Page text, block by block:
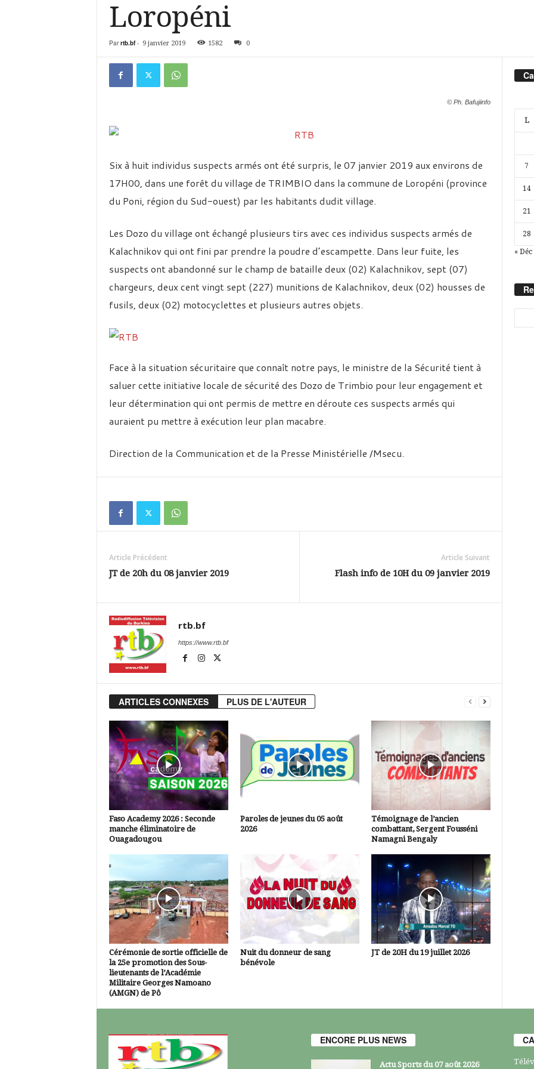
Loropéni
Par rtb.bf- 9 janvier 2019 1582 0
© Ph. Bafujiinfo
Six à huit individus suspects armés ont été surpris, le 07 janvier 2019 aux environs de
17H00, dans une forêt du village de TRIMBIO dans la commune de Loropéni (province
du Poni, région du Sud-ouest) par les habitants dudit village.
Les Dozo du village ont échangé plusieurs tirs avec ces individus suspects armés de
Kalachnikov qui ont fini par prendre la poudre d’escampette. Dans leur fuite, les
suspects ont abandonné sur le champ de bataille deux (02) Kalachnikov, sept (07)
chargeurs, deux cent vingt sept (227) munitions de Kalachnikov, deux (02) housses de
fusils, deux (02) motocyclettes et plusieurs autres objets.
Face à la situation sécuritaire que connaît notre pays, le ministre de la Sécurité tient à
saluer cette initiative locale de sécurité des Dozo de Trimbio pour leur engagement et
leur détermination qui ont permis de mettre en déroute ces suspects armés qui
auraient pu mettre à exécution leur plan macabre.
Direction de la Communication et de la Presse Ministérielle /Msecu.
Article Précédent
JT de 20h du 08 janvier 2019
Article Suivant
Flash info de 10H du 09 janvier 2019
rtb.bf
https://www.rtb.bf
ARTICLES CONNEXES PLUS DE L'AUTEUR
Faso Academy 2026 : Seconde
manche éliminatoire de
Ouagadougou
Paroles de jeunes du 05 août
2026
Témoignage de l’ancien
combattant, Sergent Fousséni
Namagni Bengaly
Cérémonie de sortie officielle de
la 25e promotion des Sous-
lieutenants de l’Académie
Militaire Georges Namoano
(AMGN) de Pô
Nuit du donneur de sang
bénévole
JT de 20H du 19 juillet 2026
L
7
14
21
28
« Déc
ENCORE PLUS NEWS
Actu Sports du 07 août 2026